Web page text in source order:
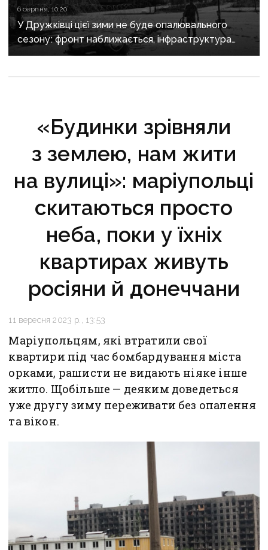
6 серпня, 10:20
У Дружківці цієї зими не буде опалювального
сезону: фронт наближається, інфраструктура
критично зруйнована
«Будинки зрівняли
з землею, нам жити
на вулиці»: маріупольці
скитаються просто
неба, поки у їхніх
квартирах живуть
росіяни й донеччани
11 вересня 2023 р., 13:53
Маріупольцям, які втратили свої
квартири під час бомбардування міста
орками, рашисти не видають ніяке інше
житло. Щобільше — деяким доведеться
уже другу зиму переживати без опалення
та вікон.